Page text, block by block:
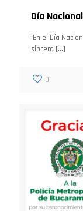
Día
¡En el Día
sincero […]
0